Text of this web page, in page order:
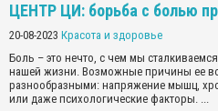
ЦЕНТР ЦИ: борьба с болью
20-08-2023 Красота и здоровье
Боль – это нечто, с чем мы
нашей жизни. Возможные причины ее
разнообразными: напряжение мышц,
или даже психологические факторы. ...